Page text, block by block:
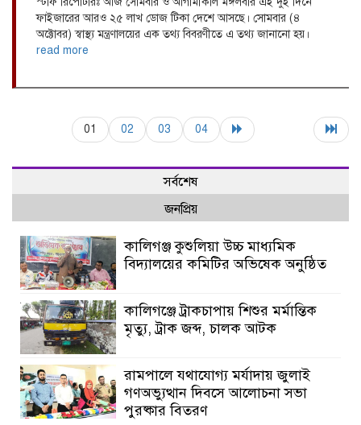
ফাইজারের আরও ২৫ লাখ ডোজ টিকা দেশে আসছে। সোমবার (৪
অক্টোবর) স্বাস্থ্য মন্ত্রণালয়ের এক তথ্য বিবরণীতে এ তথ্য জানানো হয়।
read more
01 02 03 04
সর্বশেষ
জনপ্রিয়
কালিগঞ্জ কুশুলিয়া উচ্চ মাধ্যমিক
বিদ্যালয়ের কমিটির অভিষেক অনুষ্ঠিত
কালিগঞ্জে ট্রাকচাপায় শিশুর মর্মান্তিক
মৃত্যু, ট্রাক জব্দ, চালক আটক
রামপালে যথাযোগ্য মর্যাদায় জুলাই
গণঅভ্যুত্থান দিবসে আলোচনা সভা
পুরষ্কার বিতরণ